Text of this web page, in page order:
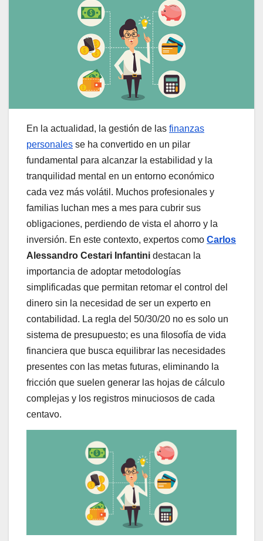
En la actualidad, la gestión de las finanzas
personales se ha convertido en un pilar
fundamental para alcanzar la estabilidad y la
tranquilidad mental en un entorno económico
cada vez más volátil. Muchos profesionales y
familias luchan mes a mes para cubrir sus
obligaciones, perdiendo de vista el ahorro y la
inversión. En este contexto, expertos como Carlos
Alessandro Cestari Infantini destacan la
importancia de adoptar metodologías
simplificadas que permitan retomar el control del
dinero sin la necesidad de ser un experto en
contabilidad. La regla del 50/30/20 no es solo un
sistema de presupuesto; es una filosofía de vida
financiera que busca equilibrar las necesidades
presentes con las metas futuras, eliminando la
fricción que suelen generar las hojas de cálculo
complejas y los registros minuciosos de cada
centavo.